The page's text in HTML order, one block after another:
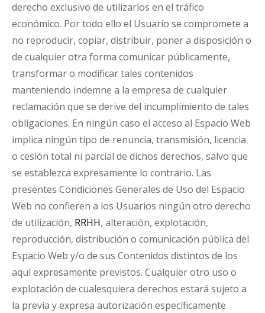
derecho exclusivo de utilizarlos en el tráfico
económico. Por todo ello el Usuario se compromete a
no reproducir, copiar, distribuir, poner a disposición o
de cualquier otra forma comunicar públicamente,
transformar o modificar tales contenidos
manteniendo indemne a la empresa de cualquier
reclamación que se derive del incumplimiento de tales
obligaciones. En ningún caso el acceso al Espacio Web
implica ningún tipo de renuncia, transmisión, licencia
o cesión total ni parcial de dichos derechos, salvo que
se establezca expresamente lo contrario. Las
presentes Condiciones Generales de Uso del Espacio
Web no confieren a los Usuarios ningún otro derecho
de utilización, RRHH, alteración, explotación,
reproducción, distribución o comunicación pública del
Espacio Web y/o de sus Contenidos distintos de los
aquí expresamente previstos. Cualquier otro uso o
explotación de cualesquiera derechos estará sujeto a
la previa y expresa autorización específicamente